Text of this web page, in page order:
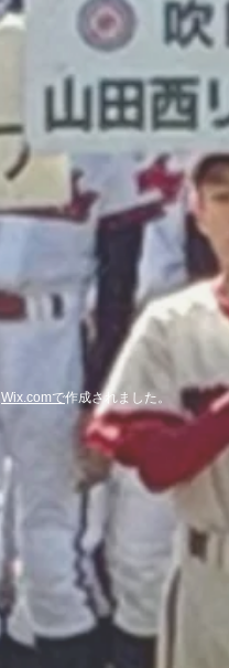
Wix.comで作成されました。